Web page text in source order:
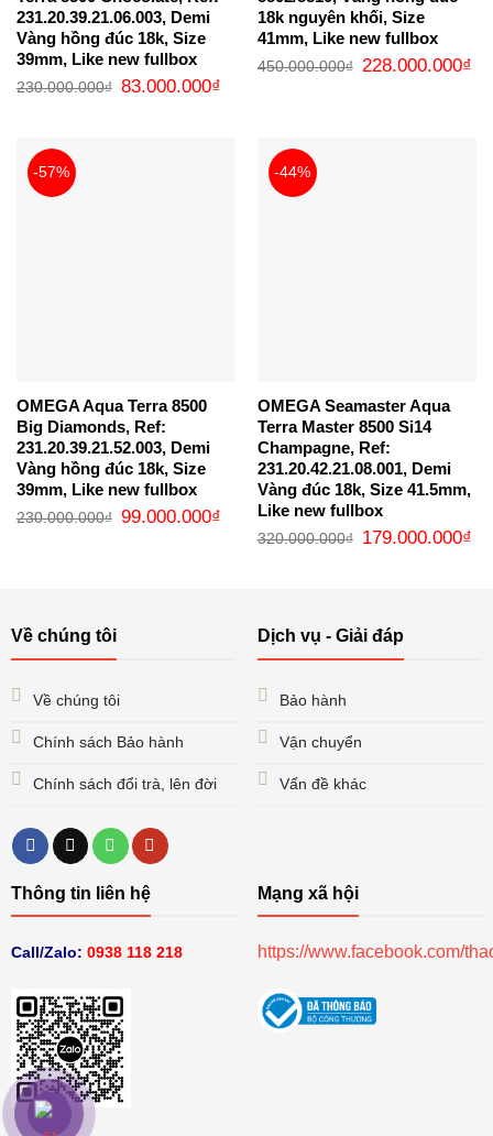
231.20.39.21.06.003, Demi
Vàng hồng đúc 18k, Size
39mm, Like new fullbox
230.000.000₫
Giá
gốc
83.000.000₫Giá
18k nguyên khối, Size
41mm, Like new fullbox
450.000.000₫
Giá
gốc
228.000.000₫
-57%
OMEGA Aqua Terra 8500
Big Diamonds, Ref:
231.20.39.21.52.003, Demi
Vàng hồng đúc 18k, Size
39mm, Like new fullbox
230.000.000₫ Giá
gốc
99.000.000₫Giá
-44%
OMEGA Seamaster Aqua
Terra Master 8500 Si14
Champagne, Ref:
231.20.42.21.08.001, Demi
Vàng đúc 18k, Size 41.5mm,
Like new fullbox
320.000.000₫
Giá
gốc
179.000.000₫
Về chúng tôi
Về chúng tôi
Chính sách Bảo hành
Chính sách đổi trà, lên đời
Dịch vụ - Giải đáp
Bảo hành
Vận chuyển
Vấn đề khác
Thông tin liên hệ
Call/Zalo: 0938 118 218
Mạng xã hội
https://www.facebook.com/